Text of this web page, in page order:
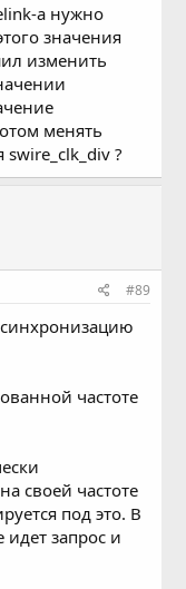
а нужно
значения
изменить
менять
swire_clk_div ?
#89
синхронизацию
частоте
своей частоте
под это. В
идет запрос и